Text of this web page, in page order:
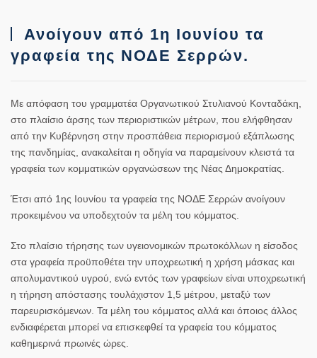
Ανοίγουν από 1η Ιουνίου τα
γραφεία της ΝΟΔΕ Σερρών.
Με απόφαση του γραμματέα Οργανωτικού Στυλιανού Κονταδάκη,
στο πλαίσιο άρσης των περιοριστικών μέτρων, που ελήφθησαν
από την Κυβέρνηση στην προσπάθεια περιορισμού εξάπλωσης
της πανδημίας, ανακαλείται η οδηγία να παραμείνουν κλειστά τα
γραφεία των κομματικών οργανώσεων της Νέας Δημοκρατίας.
Έτσι από 1ης Ιουνίου τα γραφεία της ΝΟΔΕ Σερρών ανοίγουν
προκειμένου να υποδεχτούν τα μέλη του κόμματος.
Στο πλαίσιο τήρησης των υγειονομικών πρωτοκόλλων η είσοδος
στα γραφεία προϋποθέτει την υποχρεωτική η χρήση μάσκας και
απολυμαντικού υγρού, ενώ εντός των γραφείων είναι υποχρεωτική
η τήρηση απόστασης τουλάχιστον 1,5 μέτρου, μεταξύ των
παρευρισκόμενων. Τα μέλη του κόμματος αλλά και όποιος άλλος
ενδιαφέρεται μπορεί να επισκεφθεί τα γραφεία του κόμματος
καθημερινά πρωινές ώρες.